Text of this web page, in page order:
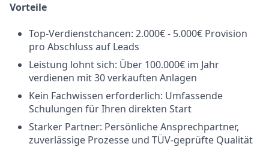
Vorteile
Top-Verdienstchancen: 2.000€ - 5.000€ Provision
pro Abschluss auf Leads
Leistung lohnt sich: Über 100.000€ im Jahr
verdienen mit 30 verkauften Anlagen
Kein Fachwissen erforderlich: Umfassende
Schulungen für Ihren direkten Start
Starker Partner: Persönliche Ansprechpartner,
zuverlässige Prozesse und TÜV-geprüfte Qualität